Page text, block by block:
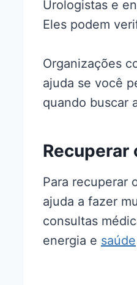
Urologistas e
Eles podem
Organizações
ajuda se você
quando buscar
Recuperar
Para recuperar
ajuda a fazer
consultas
energia e saúde